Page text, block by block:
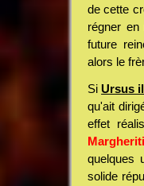
de cette
régner
future
alors le
Si Ursus
qu'ait
effet
Margheriti
quelques
solide